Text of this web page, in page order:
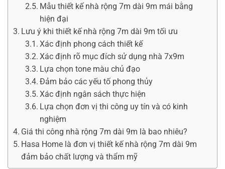
Mẫu thiết kế nhà rộng 7m dài 9m mái bằng
hiện đại
Lưu ý khi thiết kế nhà rộng 7m dài 9m tối ưu
Xác định phong cách thiết kế
Xác định rõ mục đích sử dụng nhà 7x9m
Lựa chọn tone màu chủ đạo
Đảm bảo các yếu tố phong thủy
Xác định ngân sách thực hiện
Lựa chọn đơn vị thi công uy tín và có kinh
nghiệm
Giá thi công nhà rộng 7m dài 9m là bao nhiêu?
Hasa Home là đơn vị thiết kế nhà rộng 7m dài 9m
đảm bảo chất lượng và thẩm mỹ